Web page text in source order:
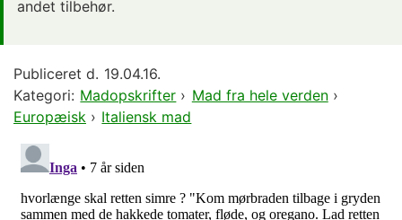
andet tilbehør.
Publiceret d. 19.04.16.
Kategori: Madopskrifter › Mad fra hele verden›
Europæisk › Italiensk mad